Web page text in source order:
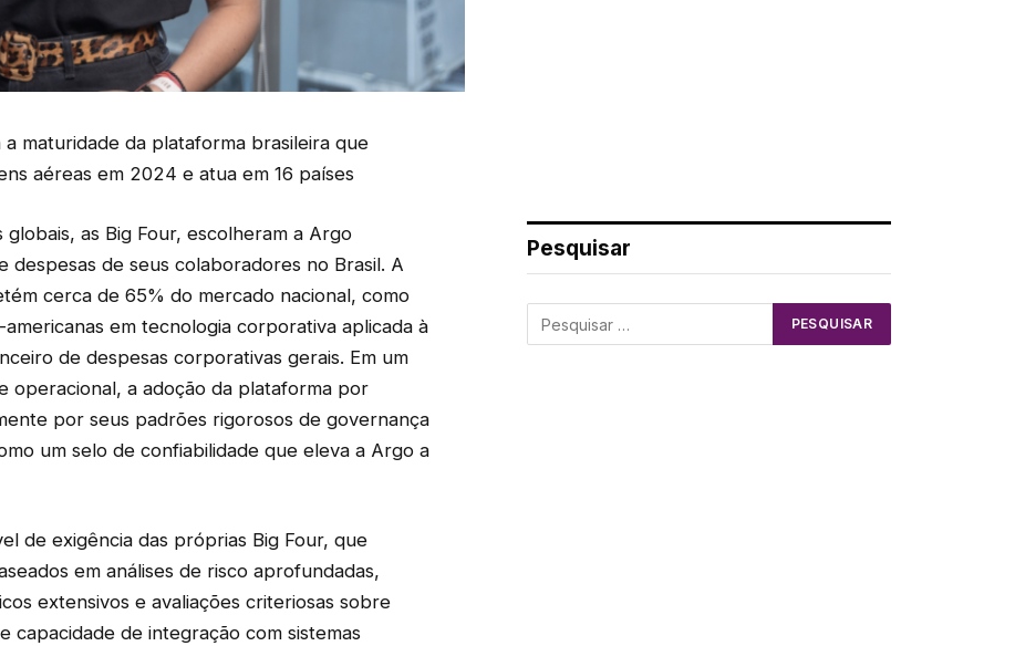
maturidade da plataforma brasileira que
aéreas em 2024 e atua em 16 países
as Big Four, escolheram a Argo
despesas de seus colaboradores no Brasil. A
cerca de 65% do mercado nacional, como
em tecnologia corporativa aplicada à
de despesas corporativas gerais. Em um
operacional, a adoção da plataforma por
por seus padrões rigorosos de governança
um selo de confiabilidade que eleva a Argo a
de exigência das próprias Big Four, que
em análises de risco aprofundadas,
extensivos e avaliações criteriosas sobre
capacidade de integração com sistemas
Pesquisar